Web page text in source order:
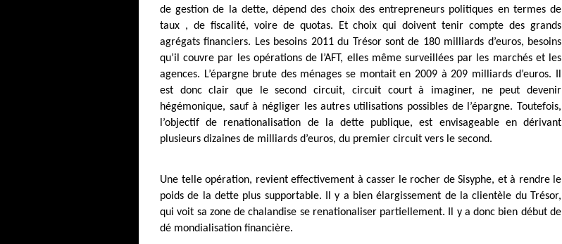
de gestion de la dette, dépend des choix des entrepreneurs politiques en termes de
taux , de fiscalité, voire de quotas. Et choix qui doivent tenir compte des grands
agrégats financiers. Les besoins 2011 du Trésor sont de 180 milliards d’euros, besoins
qu’il couvre par les opérations de l’AFT, elles même surveillées par les marchés et les
agences. L’épargne brute des ménages se montait en 2009 à 209 milliards d’euros. Il
est donc clair que le second circuit, circuit court à imaginer, ne peut devenir
hégémonique, sauf à négliger les autres utilisations possibles de l’épargne. Toutefois,
l’objectif de renationalisation de la dette publique, est envisageable en dérivant
plusieurs dizaines de milliards d’euros, du premier circuit vers le second.
Une telle opération, revient effectivement à casser le rocher de Sisyphe, et à rendre le
poids de la dette plus supportable. Il y a bien élargissement de la clientèle du Trésor,
qui voit sa zone de chalandise se renationaliser partiellement. Il y a donc bien début de
dé mondialisation financière.